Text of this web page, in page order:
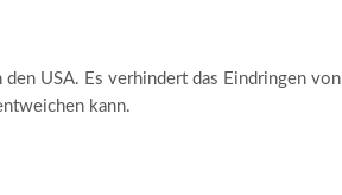
USA. Es verhindert das Eindringen
kann.